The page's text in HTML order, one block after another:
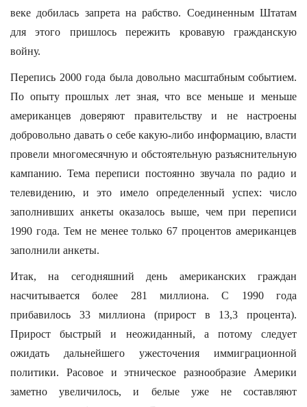
веке добилась запрета на рабство. Соединенным Штатам
для этого пришлось пережить кровавую гражданскую
войну.
Перепись 2000 года была довольно масштабным событием.
По опыту прошлых лет зная, что все меньше и меньше
американцев доверяют правительству и не настроены
добровольно давать о себе какую-либо информацию, власти
провели многомесячную и обстоятельную разъяснительную
кампанию. Тема переписи постоянно звучала по радио и
телевидению, и это имело определенный успех: число
заполнивших анкеты оказалось выше, чем при переписи
1990 года. Тем не менее только 67 процентов американцев
заполнили анкеты.
Итак, на сегодняшний день американских граждан
насчитывается более 281 миллиона. С 1990 года
прибавилось 33 миллиона (прирост в 13,3 процента).
Прирост быстрый и неожиданный, а потому следует
ожидать дальнейшего ужесточения иммиграционной
политики. Расовое и этническое разнообразие Америки
заметно увеличилось, и белые уже не составляют